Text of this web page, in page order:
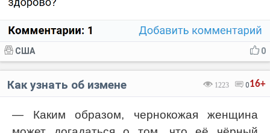
0
США
16+
1223 0
Как узнать об измене
— Каким образом, чернокожая женщина